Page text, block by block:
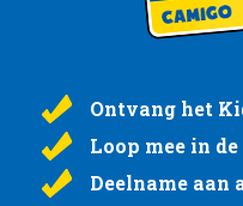
Ontvang het
Loop mee in
Deelname